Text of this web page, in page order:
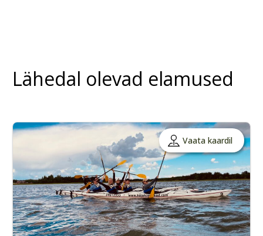
Lähedal olevad elamused
Vaata kaardil